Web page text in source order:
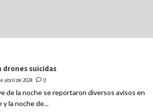
drones suicidas
abril de 2024 0
de la noche se reportaron diversos avisos en
la noche de...